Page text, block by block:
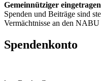
Gemeinnütziger
Spenden und Beiträge sind
Vermächtnisse an den NABU
Spendenkonto